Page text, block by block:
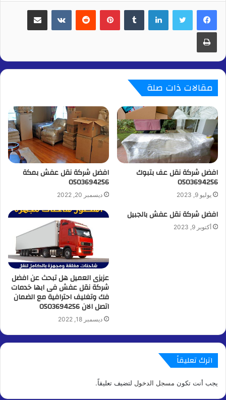
لينكدإن بينتيريست مشاركة عبر البريد
طباعة
مقالات ذات صلة
افضل شركة نقل عف بتبوك
0503694256
يوليو 9, 2023
افضل شركة نقل عفش بمكة
0503694256
ديسمبر 20, 2022
افضل شركة نقل عفش بالجبيل
أكتوبر 9, 2023
عزيزى العميل هل تبحث عن افضل
شركة نقل عفش فى ابها خدمات
فك وتغليف احترافية مع الضمان
اتصل الان 0503694256
ديسمبر 18, 2022
اترك تعليقاً
يجب أنت تكون مسجل الدخول لتضيف تعليقاً.